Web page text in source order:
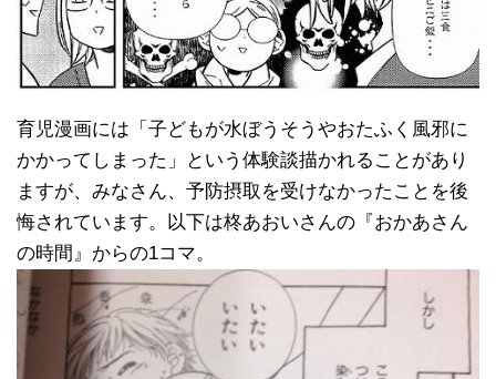
育児漫画には「子どもが水ぼうそうやおたふく風邪に
かかってしまった」という体験談描かれることがあり
ますが、みなさん、予防摂取を受けなかったことを後
悔されています。以下は柊あおいさんの『おかあさん
の時間』からの1コマ。